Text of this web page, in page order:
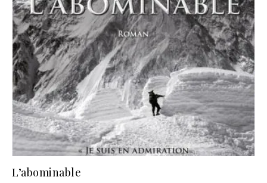
L’abominable